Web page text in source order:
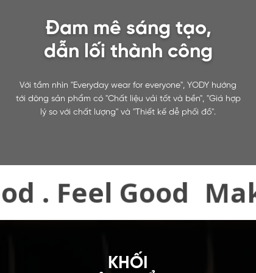
Đam mê sáng tạo,
dẫn lối thành công
Với tầm nhìn "Everyday wear for everyone", YODY hướng
tới dòng sản phẩm có "Chất liệu vải tốt và bền", "Giá hợp
lý so với chất lượng" và "Thiết kế dễ phối đồ".
Good . Feel Good
KHỐI